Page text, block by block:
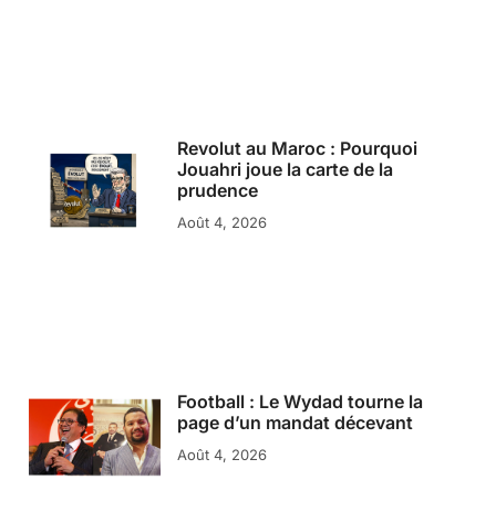
Revolut au Maroc : Pourquoi
Jouahri joue la carte de la
prudence
Août 4, 2026
Football : Le Wydad tourne la
page d’un mandat décevant
Août 4, 2026